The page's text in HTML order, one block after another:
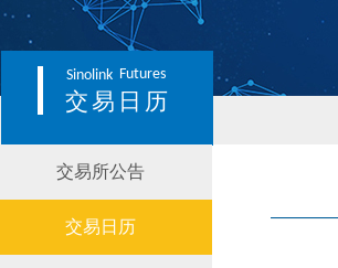
Sinolink Futures
交易日历
交易所公告
交易日历